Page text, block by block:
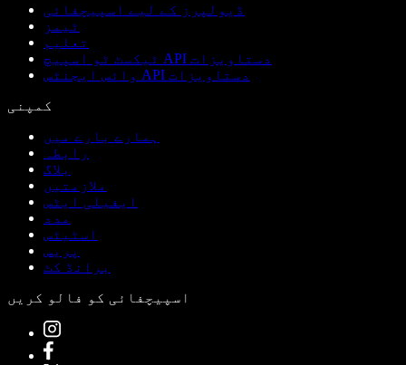
ڈیولپرز کے لیے اسپیچفائی
ٹیمز
تعلیم
ٹیکسٹ ٹو اسپیچ API دستاویزات
وائس ایجنٹس API دستاویزات
کمپنی
ہمارے بارے میں
رابطہ
بلاگ
ملازمتیں
ایفیلی ایٹس
مدد
اسٹیٹس
پریس
برانڈ کٹ
اسپیچفائی کو فالو کریں